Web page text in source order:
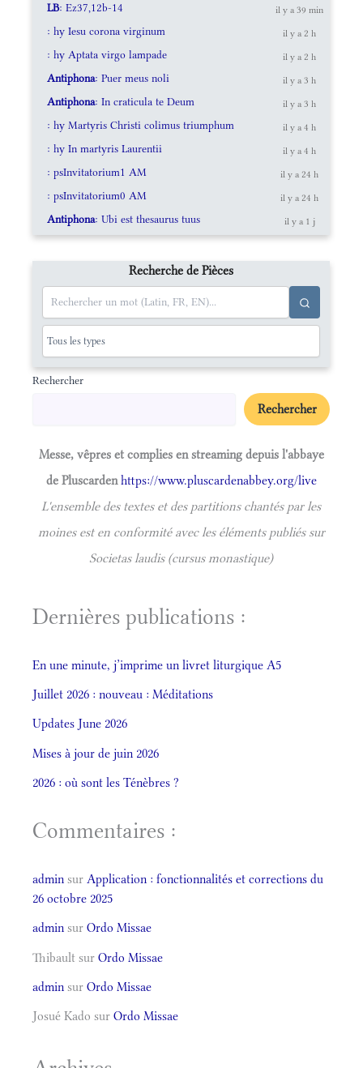
LB: Ez37,12b-14 il y a 39 min
: hy Iesu corona virginum il y a 2 h
: hy Aptata virgo lampade il y a 2 h
Antiphona: Puer meus noli il y a 3 h
Antiphona: In craticula te Deum il y a 3 h
: hy Martyris Christi colimus triumphum il y a 4 h
: hy In martyris Laurentii il y a 4 h
: psInvitatorium1 AM il y a 24 h
: psInvitatorium0 AM il y a 24 h
Antiphona: Ubi est thesaurus tuus il y a 1 j
Recherche de Pièces
Rechercher
Rechercher
Messe, vêpres et complies en streaming depuis l'abbaye
de Pluscardenhttps://www.pluscardenabbey.org/live
L'ensemble des textes et des partitions chantés par les
moines est en conformité avec les éléments publiés sur
Societas laudis (cursus monastique)
Dernières publications :
En une minute, j’imprime un livret liturgique A5
Juillet 2026 : nouveau : Méditations
Updates June 2026
Mises à jour de juin 2026
2026 : où sont les Ténèbres ?
Commentaires :
admin sur Application : fonctionnalités et corrections du
26 octobre 2025
admin sur Ordo Missae
Thibault sur Ordo Missae
admin sur Ordo Missae
Josué Kado sur Ordo Missae